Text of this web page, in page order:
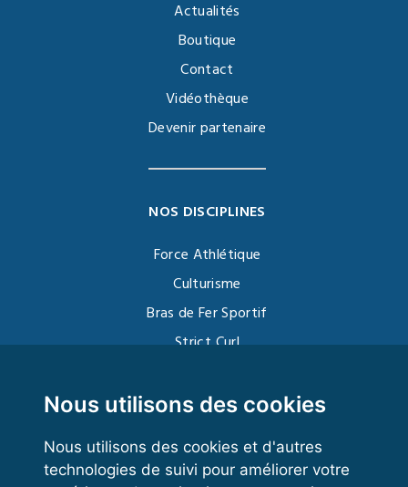
Nous utilisons des cookies
Nous utilisons des cookies et d'autres
technologies de suivi pour améliorer votre
Actualités
Boutique
Contact
Vidéothèque
Devenir partenaire
NOS DISCIPLINES
Force Athlétique
Culturisme
Bras de Fer Sportif
Strict Curl
Kettlebell